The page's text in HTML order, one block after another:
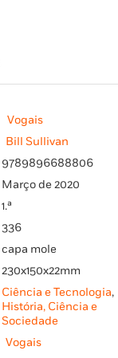
Vogais
Bill Sullivan
9789896688806
Março de 2020
1.ª
336
capa mole
230x150x22mm
Ciência e Tecnologia,
História, Ciência e
Sociedade
Vogais